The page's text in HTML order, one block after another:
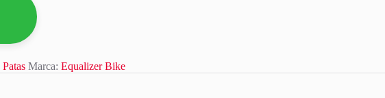
Patas Marca: Equalizer Bike